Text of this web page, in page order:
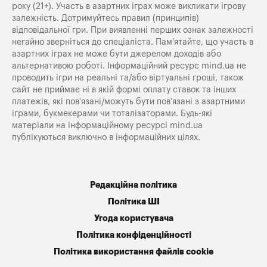
року (21+). Участь в азартних іграх може викликати ігрову
залежність. Дотримуйтесь правил (принципів)
відповідальної гри. При виявленні перших ознак залежності
негайно зверніться до спеціаліста. Пам'ятайте, що участь в
азартних іграх не може бути джерелом доходів або
альтернативою роботі. Інформаційний ресурс mind.ua не
проводить ігри на реальні та/або віртуальні гроші, також
сайт не приймає ні в якій формі оплату ставок та інших
платежів, які пов’язані/можуть бути пов’язані з азартними
іграми, букмекерами чи тоталізаторами. Будь-які
матеріали на інформаційному ресурсі mind.ua
публікуються виключно в інформаційних цілях.
Редакційна політика
Політика ШІ
Угода користувача
Політика конфіденційності
Політика використання файлів cookie